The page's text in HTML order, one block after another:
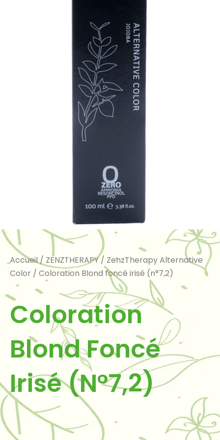
Accueil/ ZENZTHERAPY/ ZenzTherapy Alternative
Color / Coloration Blond foncé irisé (n°7,2)
Coloration
Blond Foncé
Irisé (n°7,2)